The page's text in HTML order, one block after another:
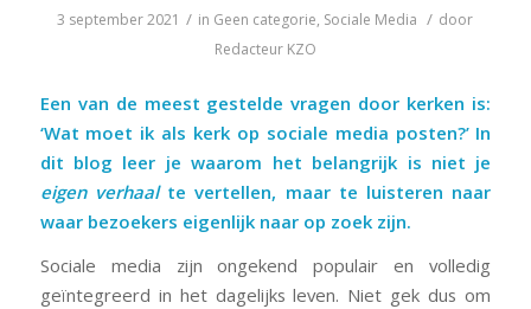
3 september 2021 / in Geen categorie, Sociale Media / door
Redacteur KZO
Een van de meest gestelde vragen door kerken is:
‘Wat moet ik als kerk op sociale media posten?’ In
dit blog leer je waarom het belangrijk is niet je
eigen verhaalte vertellen, maar te luisteren naar
waar bezoekers eigenlijk naar op zoek zijn.
Sociale media zijn ongekend populair en volledig
geïntegreerd in het dagelijks leven. Niet gek dus om